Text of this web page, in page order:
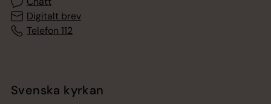
Digitalt brev
Telefon 112
Svenska kyrkan